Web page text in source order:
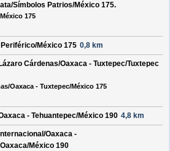
Símbolos Patrios/México 175.
175
Periférico/México 175 0,8 km
Lázaro Cárdenas/Oaxaca - Tuxtepec/Tuxtepec
Oaxaca - Tuxtepec/México 175
- Tehuantepec/México 190 4,8 km
Internacional/Oaxaca -
México 190